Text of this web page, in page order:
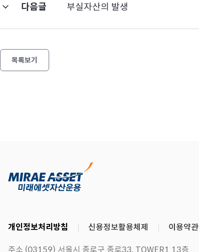
신
주
다음글 부실자산의 발생
목록보기
개인정보처리방침 신용정보활용체제 이용약관